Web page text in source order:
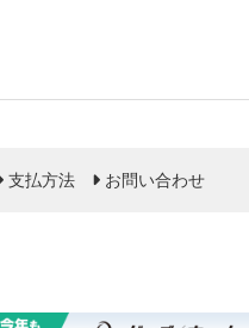
支払方法 お問い合わせ